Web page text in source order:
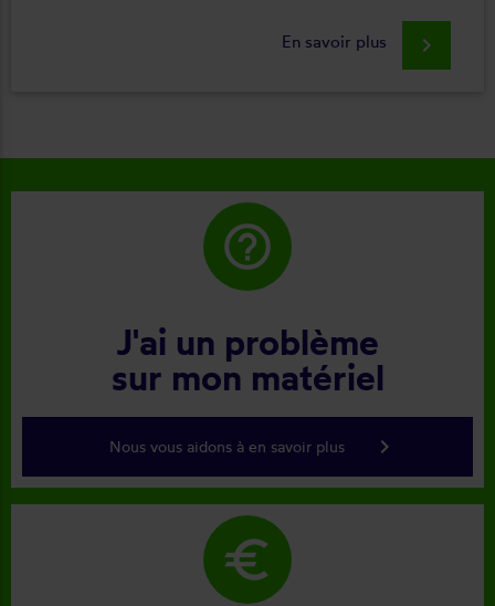
En savoir plus keyboard_arrow_right
help_outline
J'ai un problème
sur mon matériel
Nous vous aidons à en savoir plus keyboard_arrow_right
euro